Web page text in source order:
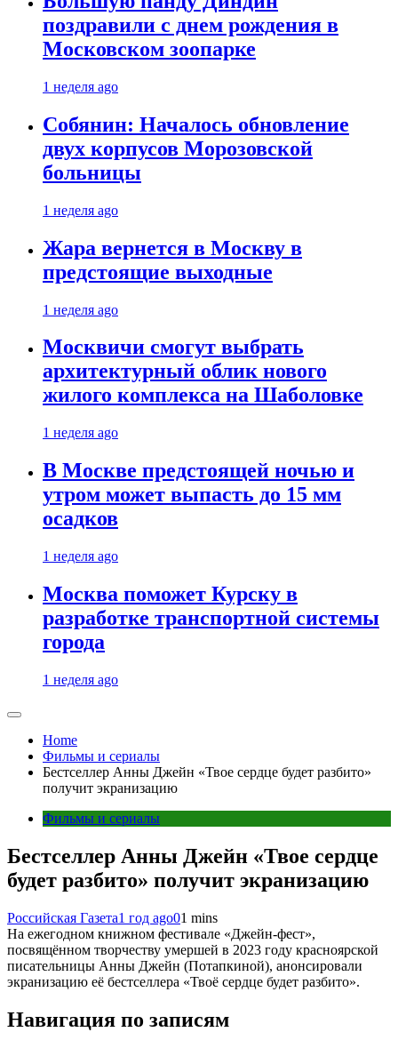
поздравили с днем рождения в
Московском зоопарке
1 неделя ago
Собянин: Началось обновление
двух корпусов Морозовской
больницы
1 неделя ago
Жара вернется в Москву в
предстоящие выходные
1 неделя ago
Москвичи смогут выбрать
архитектурный облик нового
жилого комплекса на Шаболовке
1 неделя ago
В Москве предстоящей ночью и
утром может выпасть до 15 мм
осадков
1 неделя ago
Москва поможет Курску в
разработке транспортной системы
города
1 неделя ago
Home
Фильмы и сериалы
Бестселлер Анны Джейн «Твое сердце будет разбито»
получит экранизацию
Фильмы и сериалы
Бестселлер Анны Джейн «Твое сердце
будет разбито» получит экранизацию
Российская Газета1 год ago01 mins
На ежегодном книжном фестивале «Джейн-фест»,
посвящённом творчеству умершей в 2023 году красноярской
писательницы Анны Джейн (Потапкиной), анонсировали
экранизацию её бестселлера «Твоё сердце будет разбито».
Навигация по записям